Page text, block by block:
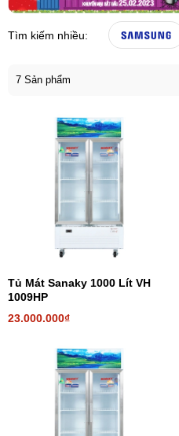
Tìm kiếm nhiều:
7 Sản phẩm
Tủ Mát Sanaky 1000 Lít VH
1009HP
23.000.000₫